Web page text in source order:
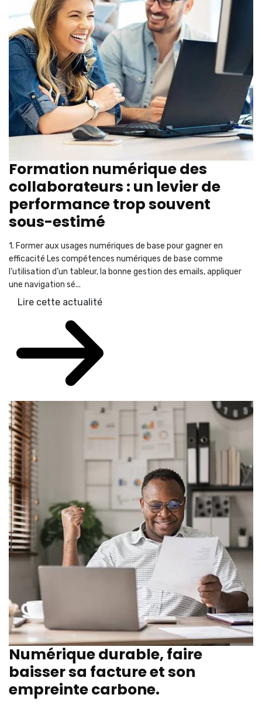
Formation numérique des
collaborateurs : un levier de
performance trop souvent
sous-estimé
1. Former aux usages numériques de base pour gagner en
efficacité Les compétences numériques de base comme
l’utilisation d’un tableur, la bonne gestion des emails, appliquer
une navigation sé...
Lire cette actualité
Numérique durable, faire
baisser sa facture et son
empreinte carbone.